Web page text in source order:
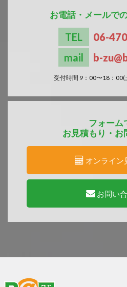
お電話・メールで
TEL
06-
mail
b-zu
受付時間 9：00〜18：00(
フォーム
お見積もり・お
オンライン
お問い